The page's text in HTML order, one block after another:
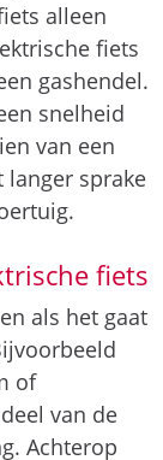
alleen
fiets
gashendel.
snelheid
van een
langer sprake
fiets
als het gaat
of
van de
Achterop